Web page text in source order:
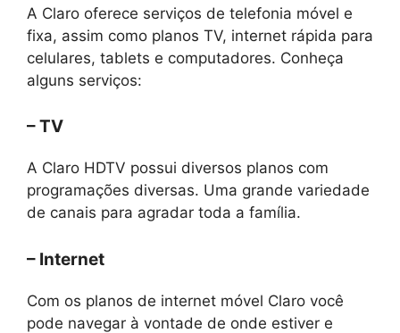
A Claro oferece serviços de telefonia móvel e
fixa, assim como planos TV, internet rápida para
celulares, tablets e computadores. Conheça
alguns serviços:
– TV
A Claro HDTV possui diversos planos com
programações diversas. Uma grande variedade
de canais para agradar toda a família.
– Internet
Com os planos de internet móvel Claro você
pode navegar à vontade de onde estiver e